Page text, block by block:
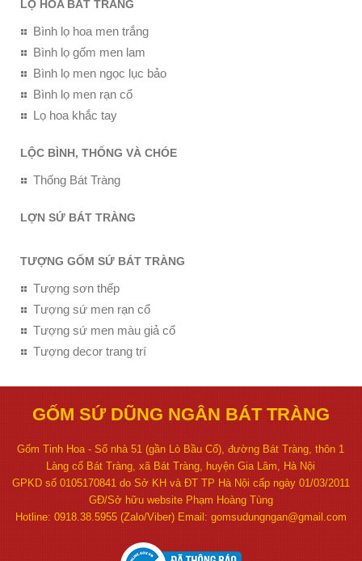
LỌ HOA BÁT TRÀNG
Bình lọ hoa men trắng
Bình lọ gốm men lam
Bình lọ men ngọc lục bảo
Bình lọ men rạn cổ
Lọ hoa khắc tay
LỘC BÌNH, THỐNG VÀ CHÓE
Thống Bát Tràng
LỢN SỨ BÁT TRÀNG
TƯỢNG GỐM SỨ BÁT TRÀNG
Tượng sơn thếp
Tượng sứ men rạn cổ
Tượng sứ men màu giả cổ
Tượng decor trang trí
GỐM SỨ DŨNG NGÂN BÁT TRÀNG
Gốm Tinh Hoa - Số nhà 51 (gần Lò Bầu Cổ), đường Bát Tràng, thôn 1
Làng cổ Bát Tràng, xã Bát Tràng, huyện Gia Lâm, Hà Nội
GPKD số 0105170841 do Sở KH và ĐT TP Hà Nội cấp ngày 01/03/2011
GĐ/Sở hữu website Phạm Hoàng Tùng
Hotline: 0918.38.5955 (Zalo/Viber) Email: gomsudungngan@gmail.com